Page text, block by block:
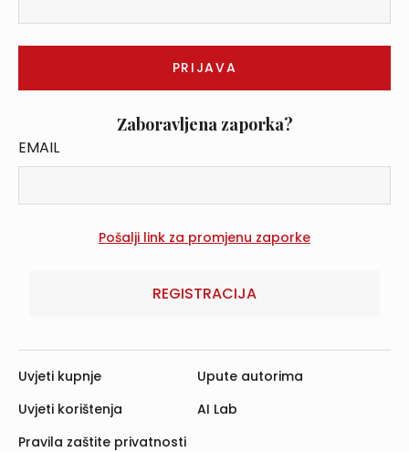
Zaboravljena zaporka?
EMAIL
REGISTRACIJA
Uvjeti kupnje
Uvjeti korištenja
Pravila zaštite privatnosti
Upute autorima
AI Lab